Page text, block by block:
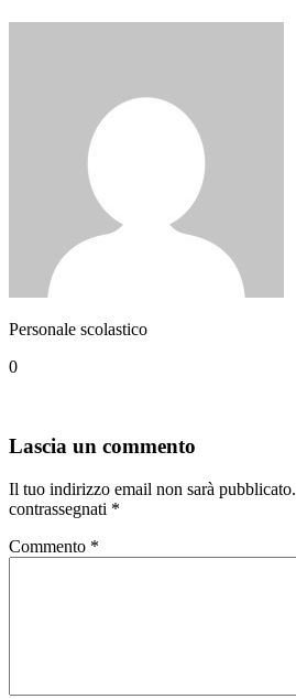
Personale scolastico
0
Lascia un commento
Il tuo indirizzo email non sarà pubblicato.
contrassegnati *
Commento *